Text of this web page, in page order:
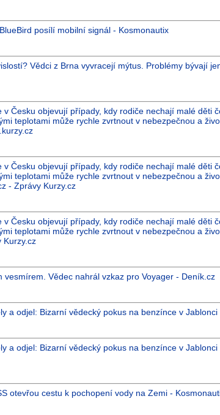
posílí mobilní signál - Kosmonautix
Vědci z Brna vyvracejí mýtus. Problémy bývají
v Česku objevují případy, kdy rodiče nechají malé děti
teplotami může rychle zvrtnout v nebezpečnou a
v Česku objevují případy, kdy rodiče nechají malé děti
teplotami může rychle zvrtnout v nebezpečnou a
- Zprávy Kurzy.cz
v Česku objevují případy, kdy rodiče nechají malé děti
teplotami může rychle zvrtnout v nebezpečnou a
Kurzy.cz
vesmírem. Vědec nahrál vzkaz pro Voyager - Deník.cz
a odjel: Bizarní vědecký pokus na benzínce v
a odjel: Bizarní vědecký pokus na benzínce v Jablonci
otevřou cestu k pochopení vody na Zemi -